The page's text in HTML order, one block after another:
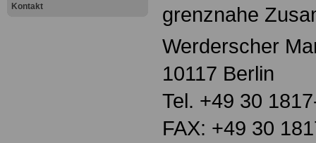
Kontakt
grenznahe
Werderscher
10117 Berlin
Tel. +49 30
FAX: +49 30